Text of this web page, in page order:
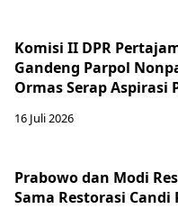
Komisi II DPR
Gandeng Parpol
Ormas Serap Aspirasi
16 Juli 2026
Prabowo dan Modi
Sama Restorasi Candi